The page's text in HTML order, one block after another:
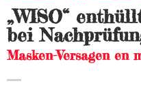
„WISO“
bei
Masken-Versagen en